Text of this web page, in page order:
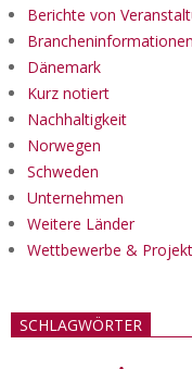
Berichte von
Brancheninformationen
Dänemark
Kurz notiert
Nachhaltigkeit
Norwegen
Schweden
Unternehmen
Weitere Länder
Wettbewerbe &
SCHLAGWÖRTER